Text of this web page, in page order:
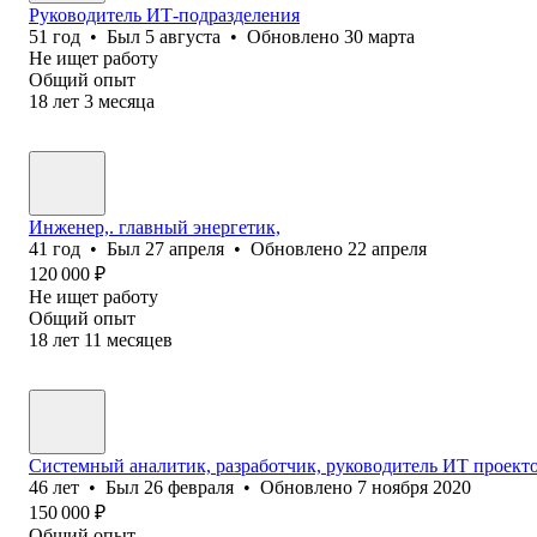
Руководитель ИТ-подразделения
51 год • Был 5 августа • Обновлено 30 марта
Не ищет работу
Общий опыт
18 лет 3 месяца
Инженер,. главный энергетик,
41 год • Был 27 апреля • Обновлено 22 апреля
120 000 ₽
Не ищет работу
Общий опыт
18 лет 11 месяцев
Системный аналитик, разработчик, руководитель ИТ
46 лет • Был 26 февраля • Обновлено 7 ноября 2020
150 000 ₽